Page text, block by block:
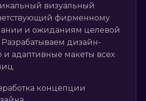
визуальный
фирменному
и ожиданиям целевой
дизайн-
адаптивные макеты всех
концепции